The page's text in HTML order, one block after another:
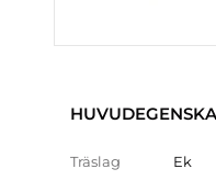
Träslag Ek